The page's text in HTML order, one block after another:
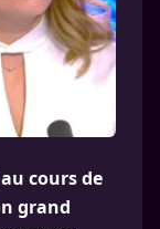
cours de
grand